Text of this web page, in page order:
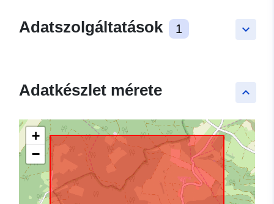
keyboard_arrow_down
Adatszolgáltatások 1
keyboard_arrow_up
Adatkészlet mérete
+
−